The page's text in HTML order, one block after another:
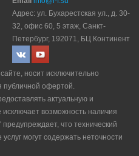
Адрес: ул. Бухарестская ул., д. 30-
32, офис 60, 5 этаж, Санкт-
Петербург, 192071, БЦ Континент
носит исключительно
публичной офертой.
актуальную и
возможность наличия
что технический
могут содержать неточности